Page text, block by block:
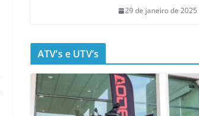
29 de janeiro de 2025
ATV’s e UTV’s